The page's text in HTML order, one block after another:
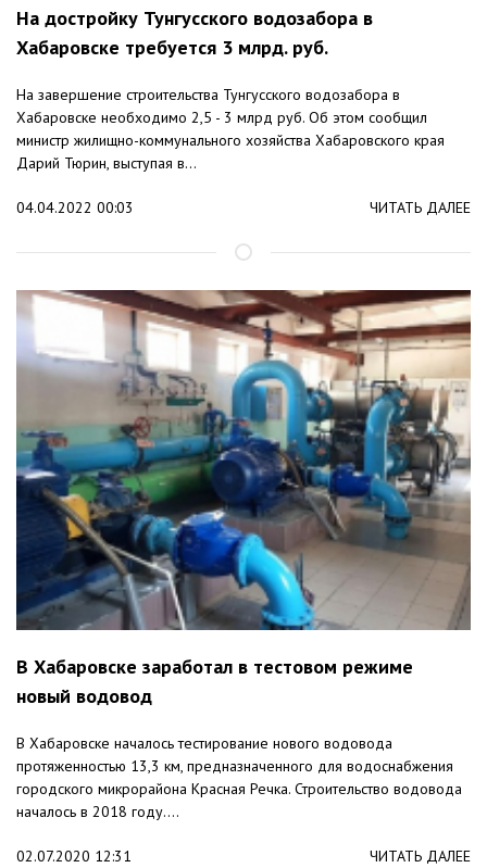
На достройку Тунгусского водозабора в
Хабаровске требуется 3 млрд. руб.
На завершение строительства Тунгусского водозабора в
Хабаровске необходимо 2,5 - 3 млрд руб. Об этом сообщил
министр жилищно-коммунального хозяйства Хабаровского края
Дарий Тюрин, выступая в...
04.04.2022 00:03 ЧИТАТЬ ДАЛЕЕ
В Хабаровске заработал в тестовом режиме
новый водовод
В Хабаровске началось тестирование нового водовода
протяженностью 13,3 км, предназначенного для водоснабжения
городского микрорайона Красная Речка. Строительство водовода
началось в 2018 году....
02.07.2020 12:31 ЧИТАТЬ ДАЛЕЕ